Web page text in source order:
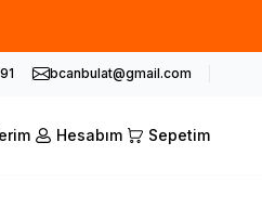
bcanbulat@gmail.com
Hesabım Sepetim